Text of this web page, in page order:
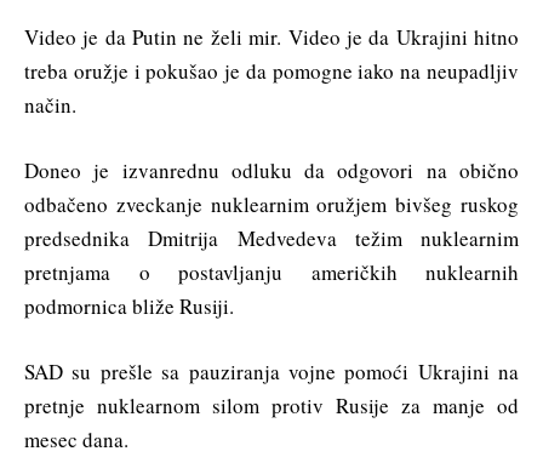
Video je da Putin ne želi mir. Video je da Ukrajini hitno
treba oružje i pokušao je da pomogne iako na neupadljiv
način.
Doneo je izvanrednu odluku da odgovori na obično
odbačeno zveckanje nuklearnim oružjem bivšeg ruskog
predsednika Dmitrija Medvedeva težim nuklearnim
pretnjama o postavljanju američkih nuklearnih
podmornica bliže Rusiji.
SAD su prešle sa pauziranja vojne pomoći Ukrajini na
pretnje nuklearnom silom protiv Rusije za manje od
mesec dana.